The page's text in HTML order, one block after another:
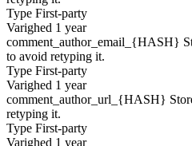
Type First-party
Varighed 1 year
comment_author_email_{HASH}
to avoid retyping it.
Type First-party
Varighed 1 year
comment_author_url_{HASH}
retyping it.
Type First-party
Varighed 1 year